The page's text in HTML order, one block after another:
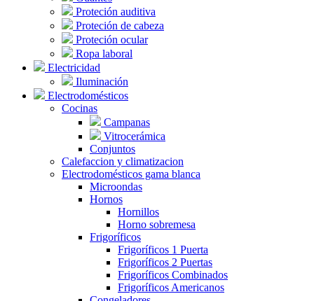
Proteción auditiva
Proteción de cabeza
Proteción ocular
Ropa laboral
Electricidad
Iluminación
Electrodomésticos
Cocinas
Campanas
Vitrocerámica
Conjuntos
Calefaccion y climatizacion
Electrodomésticos gama blanca
Microondas
Hornos
Hornillos
Horno sobremesa
Frigoríficos
Frigoríficos 1 Puerta
Frigoríficos 2 Puertas
Frigoríficos Combinados
Frigoríficos Americanos